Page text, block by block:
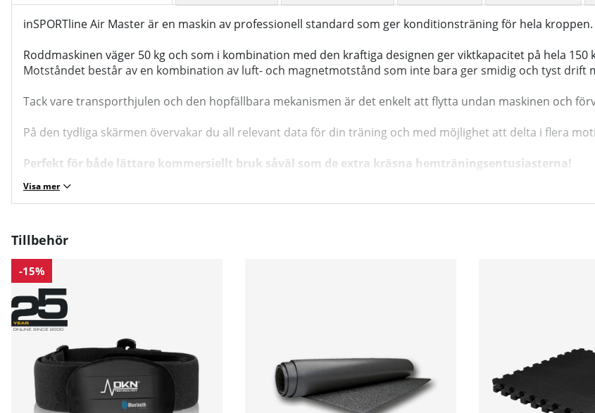
inSPORTline Air Master är en maskin av professionell standard som ger konditionsträning för hela kroppen.
Roddmaskinen väger 50 kg och som i kombination med den kraftiga designen ger viktkapacitet på hela 150
Motståndet består av en kombination av luft- och magnetmotstånd som inte bara ger smidig och tyst drift
Tack vare transporthjulen och den hopfällbara mekanismen är det enkelt att flytta undan maskinen och
På den tydliga skärmen övervakar du all relevant data för din träning och med möjlighet att delta i flera
Perfekt för både lättare kommersiellt bruk såväl som de extra kräsna hemträningsentusiasterna!
Visa mer
Tillbehör
-15%